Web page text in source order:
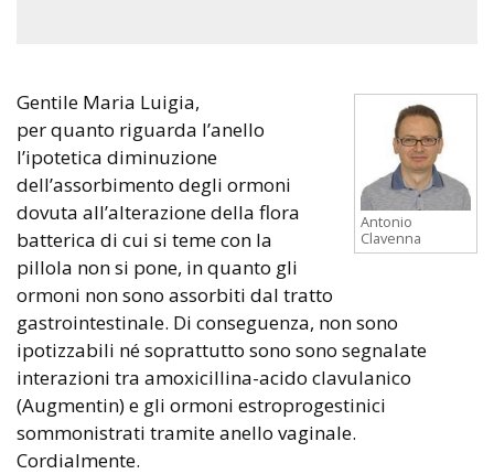
Antonio
Clavenna
Gentile Maria Luigia,
per quanto riguarda l’anello
l’ipotetica diminuzione
dell’assorbimento degli ormoni
dovuta all’alterazione della flora
batterica di cui si teme con la
pillola non si pone, in quanto gli
ormoni non sono assorbiti dal tratto
gastrointestinale. Di conseguenza, non sono
ipotizzabili né soprattutto sono sono segnalate
interazioni tra amoxicillina-acido clavulanico
(Augmentin) e gli ormoni estroprogestinici
sommonistrati tramite anello vaginale.
Cordialmente.